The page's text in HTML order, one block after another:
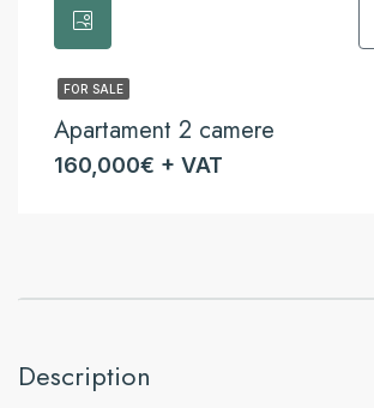
FOR SALE
Apartament 2 camere
160,000€ + VAT
Description